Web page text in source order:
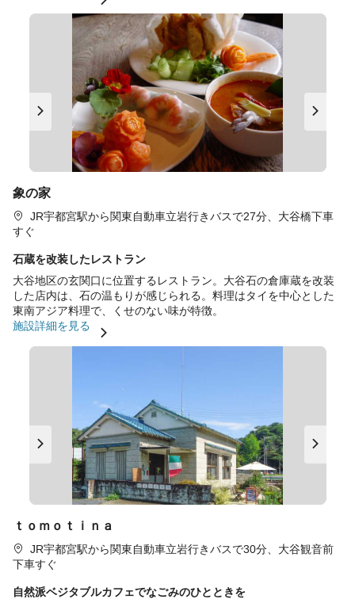
象の家
JR宇都宮駅から関東自動車立岩行きバスで27分、大谷橋下車
すぐ
石蔵を改装したレストラン
大谷地区の玄関口に位置するレストラン。大谷石の倉庫蔵を改装
した店内は、石の温もりが感じられる。料理はタイを中心とした
東南アジア料理で、くせのない味が特徴。
施設詳細を見る
ｔｏｍｏｔｉｎａ
JR宇都宮駅から関東自動車立岩行きバスで30分、大谷観音前
下車すぐ
自然派ベジタブルカフェでなごみのひとときを